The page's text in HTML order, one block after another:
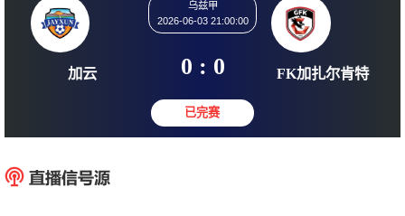
2026-06-03 21:00:00
0 : 0